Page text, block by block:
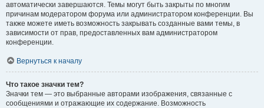
автоматически завершаются. Темы могут быть закрыты по многим
причинам модератором форума или администратором конференции. Вы
также можете иметь возможность закрывать созданные вами темы, в
зависимости от прав, предоставленных вам администратором
конференции.
Вернуться к началу
Что такое значки тем?
Значки тем — это выбранные авторами изображения, связанные с
сообщениями и отражающие их содержание. Возможность